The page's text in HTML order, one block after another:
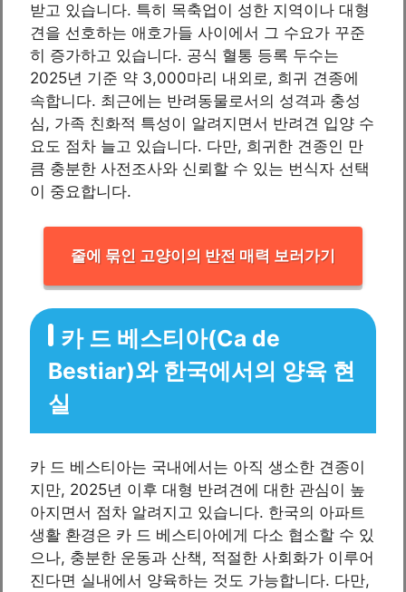
받고 있습니다. 특히 목축업이 성한 지역이나 대형
견을 선호하는 애호가들 사이에서 그 수요가 꾸준
히 증가하고 있습니다. 공식 혈통 등록 두수는
2025년 기준 약 3,000마리 내외로, 희귀 견종에
속합니다. 최근에는 반려동물로서의 성격과 충성
심, 가족 친화적 특성이 알려지면서 반려견 입양 수
요도 점차 늘고 있습니다. 다만, 희귀한 견종인 만
큼 충분한 사전조사와 신뢰할 수 있는 번식자 선택
이 중요합니다.
줄에 묶인 고양이의 반전 매력 보러가기
카 드 베스티아(Ca de
Bestiar)와 한국에서의 양육 현
실
카 드 베스티아는 국내에서는 아직 생소한 견종이
지만, 2025년 이후 대형 반려견에 대한 관심이 높
아지면서 점차 알려지고 있습니다. 한국의 아파트
생활 환경은 카 드 베스티아에게 다소 협소할 수 있
으나, 충분한 운동과 산책, 적절한 사회화가 이루어
진다면 실내에서 양육하는 것도 가능합니다. 다만,